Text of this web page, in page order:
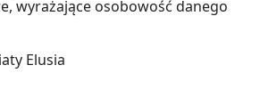
wyrażające osobowość danego
Elusia